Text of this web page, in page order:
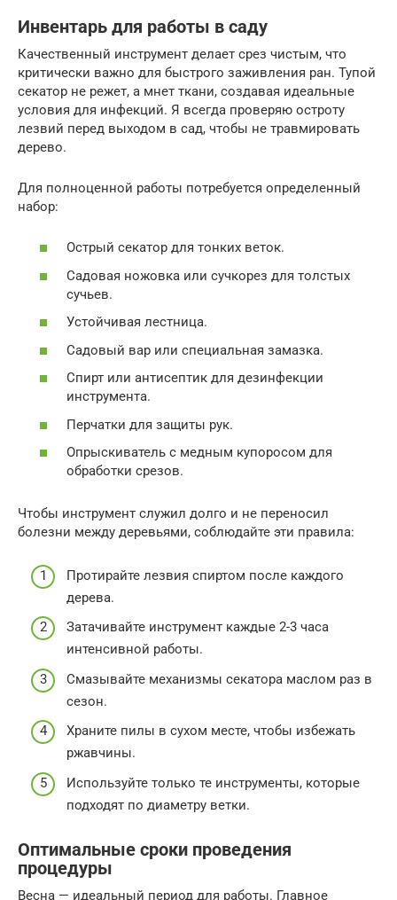
Инвентарь для работы в саду
Качественный инструмент делает срез чистым, что
критически важно для быстрого заживления ран. Тупой
секатор не режет, а мнет ткани, создавая идеальные
условия для инфекций. Я всегда проверяю остроту
лезвий перед выходом в сад, чтобы не травмировать
дерево.
Для полноценной работы потребуется определенный
набор:
Острый секатор для тонких веток.
Садовая ножовка или сучкорез для толстых
сучьев.
Устойчивая лестница.
Садовый вар или специальная замазка.
Спирт или антисептик для дезинфекции
инструмента.
Перчатки для защиты рук.
Опрыскиватель с медным купоросом для
обработки срезов.
Чтобы инструмент служил долго и не переносил
болезни между деревьями, соблюдайте эти правила:
Протирайте лезвия спиртом после каждого
дерева.
Затачивайте инструмент каждые 2-3 часа
интенсивной работы.
Смазывайте механизмы секатора маслом раз в
сезон.
Храните пилы в сухом месте, чтобы избежать
ржавчины.
Используйте только те инструменты, которые
подходят по диаметру ветки.
Оптимальные сроки проведения
процедуры
Весна — идеальный период для работы. Главное